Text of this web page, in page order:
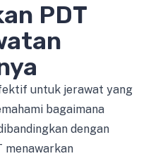
PDT
untuk jerawat yang
bagaimana
dengan
menawarkan